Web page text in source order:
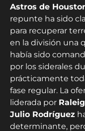
Astros de
repunte ha sido
para recuperar
en la división una
había sido
por los siderales
prácticamente
fase regular. La
liderada por
Julio Rodríguez
determinante,